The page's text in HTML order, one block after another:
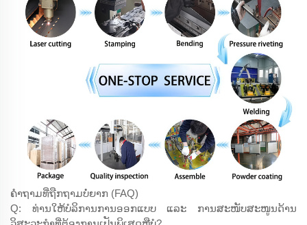
ຄຳຖາມທີ່ຖືກຖາມບໍ່ຍາກ (FAQ)
Q: ທ່ານໃຫ້ບໍລິການການອອກແບບ ແລະ ການສະໜັບສະໜູນດ້ານ